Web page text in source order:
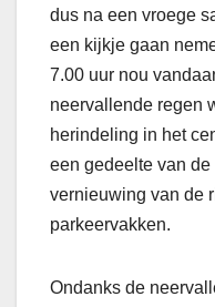
dus na een vroege
een kijkje gaan
7.00 uur nou
neervallende regen
herindeling in het
een gedeelte van
vernieuwing van de
parkeervakken.
Ondanks de